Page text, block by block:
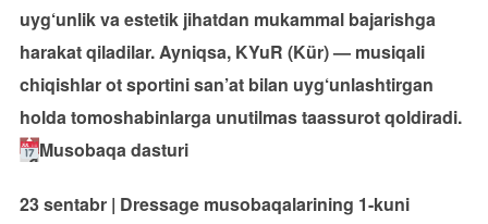
uyg‘unlik va estetik jihatdan mukammal bajarishga
harakat qiladilar. Ayniqsa, KYuR (Kür) — musiqali
chiqishlar ot sportini san’at bilan uyg‘unlashtirgan
holda tomoshabinlarga unutilmas taassurot qoldiradi.
Musobaqa dasturi
23 sentabr | Dressage musobaqalarining 1-kuni